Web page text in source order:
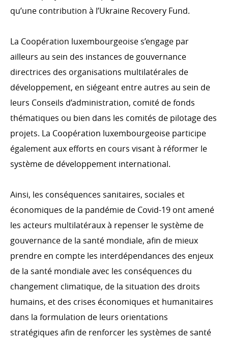
qu’une contribution à l’Ukraine Recovery Fund.
La Coopération luxembourgeoise s’engage par
ailleurs au sein des instances de gouvernance
directrices des organisations multilatérales de
développement, en siégeant entre autres au sein de
leurs Conseils d’administration, comité de fonds
thématiques ou bien dans les comités de pilotage des
projets. La Coopération luxembourgeoise participe
également aux efforts en cours visant à réformer le
système de développement international.
Ainsi, les conséquences sanitaires, sociales et
économiques de la pandémie de Covid-19 ont amené
les acteurs multilatéraux à repenser le système de
gouvernance de la santé mondiale, afin de mieux
prendre en compte les interdépendances des enjeux
de la santé mondiale avec les conséquences du
changement climatique, de la situation des droits
humains, et des crises économiques et humanitaires
dans la formulation de leurs orientations
stratégiques afin de renforcer les systèmes de santé